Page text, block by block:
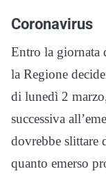
Coronavirus
Entro la giornata
la Regione
di lunedì 2
successiva
dovrebbe slittare
quanto emerso